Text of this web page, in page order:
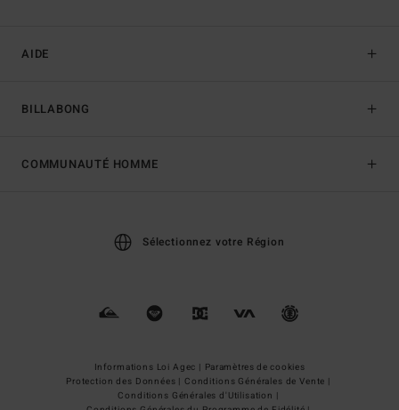
AIDE
BILLABONG
COMMUNAUTÉ HOMME
Sélectionnez votre Région
Informations Loi Agec | Paramètres de cookies
Protection des Données | Conditions Générales de Vente |
Conditions Générales d'Utilisation |